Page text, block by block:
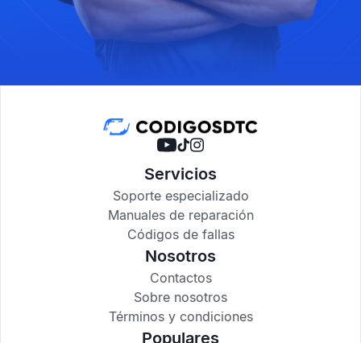
Servicios
Soporte especializado
Manuales de reparación
Códigos de fallas
Nosotros
Contactos
Sobre nosotros
Términos y condiciones
Populares